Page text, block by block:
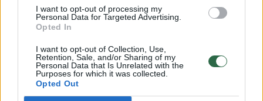
I want to opt-out of processing my
Personal Data for Targeted Advertising.
Opted In
I want to opt-out of Collection, Use,
Retention, Sale, and/or Sharing of my
Personal Data that Is Unrelated with the
Purposes for which it was collected.
Opted Out
vaizdas pribloškia
Žinios | Lietuvos diena
00:02:01
„Pagarba pirmajai premjerei“: pasidalijo jautriais
prisiminimais apie Kazimierą Prunskienę